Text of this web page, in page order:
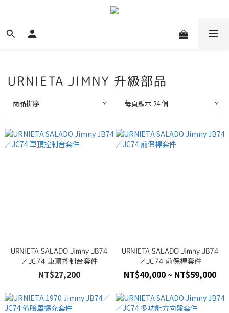
URNIETA JIMNY 升級部品
商品排序 每頁顯示 24 個
URNIETA SALADO Jimny JB74
／JC74 車頂控制台套件
NT$27,200
URNIETA SALADO Jimny JB74
／JC74 前保桿套件
NT$40,000 ~ NT$59,000